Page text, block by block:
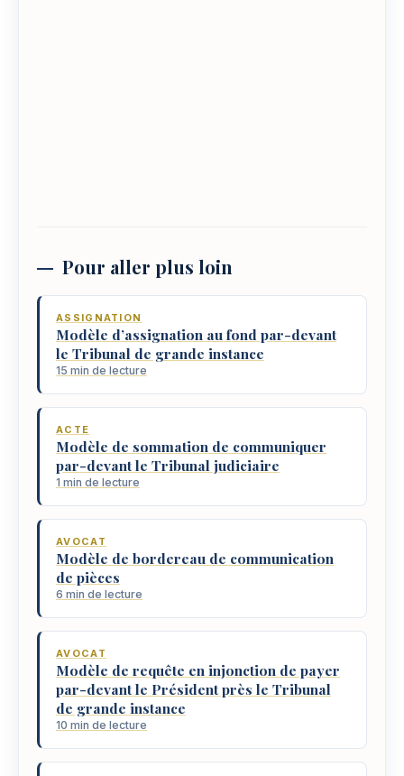
Pour aller plus loin
ASSIGNATION
Modèle d’assignation au fond par-devant
le Tribunal de grande instance
15 min de lecture
ACTE
Modèle de sommation de communiquer
par-devant le Tribunal judiciaire
1 min de lecture
AVOCAT
Modèle de bordereau de communication
de pièces
6 min de lecture
AVOCAT
Modèle de requête en injonction de payer
par-devant le Président près le Tribunal
de grande instance
10 min de lecture